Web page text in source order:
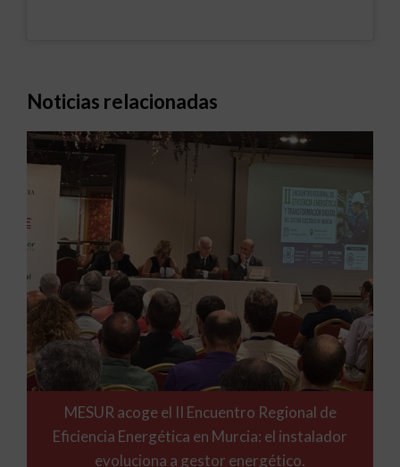
Noticias relacionadas
MESUR acoge el II Encuentro Regional de
Eficiencia Energética en Murcia: el instalador
evoluciona a gestor energético.